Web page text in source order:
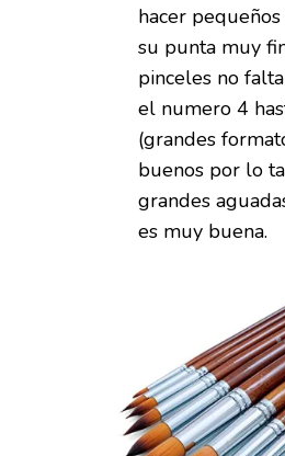
hacer
su punta muy
pinceles no
el numero 4
(grandes
buenos por lo
grandes
es muy buena.